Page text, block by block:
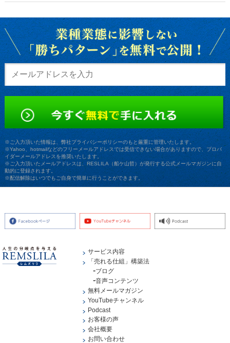
※ご入力頂いた情報は、弊社プライバシーポリシーのもと厳重に管理いたします。
※Yahoo、hotmailなどのフリーメールアドレスでは受信できない場合がありますので、プロバ
イダーメールアドレスを推奨いたします。
※ご入力頂いたメールアドレスは、RESLILA（船ケ山哲）が発行する公式メールマガジンに自
動的に登録されます。
※配信解除はいつでもご自身で簡単に行うことができます。
サービス内容
「売れる仕組」構築法
ブログ
音声コンテンツ
無料メールマガジン
YouTubeチャンネル
Podcast
お客様の声
会社概要
お問い合わせ